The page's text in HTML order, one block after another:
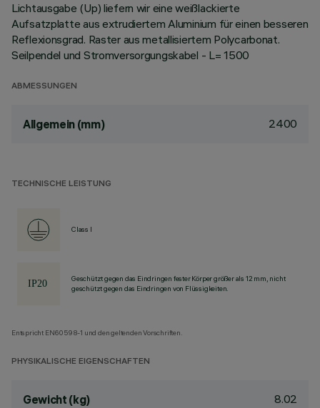
Lichtausgabe (Up) liefern wir eine weißlackierte
Aufsatzplatte aus extrudiertem Aluminium für einen besseren
Reflexionsgrad. Raster aus metallisiertem Polycarbonat.
Seilpendel und Stromversorgungskabel - L= 1500
ABMESSUNGEN
Allgemein (mm) 2400
TECHNISCHE LEISTUNG
Class I
Geschützt gegen das Eindringen fester Körper größer als 12 mm, nicht
geschützt gegen das Eindringen von Flüssigkeiten.
Entspricht EN60598-1 und den geltenden Vorschriften.
PHYSIKALISCHE EIGENSCHAFTEN
Gewicht (kg) 8.02